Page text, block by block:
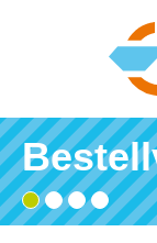
Gebiet
wählen
Adresse
eingeben
prüfen
Ihre